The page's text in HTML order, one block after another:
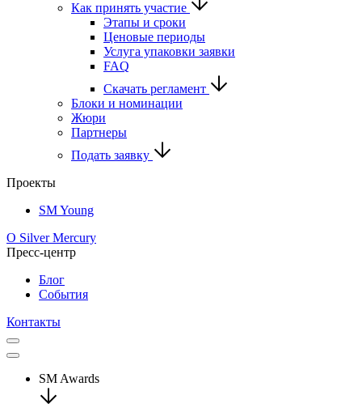
Как принять участие
Этапы и сроки
Ценовые периоды
Услуга упаковки заявки
FAQ
Скачать регламент
Блоки и номинации
Жюри
Партнеры
Подать заявку
Проекты
SM Young
О Silver Mercury
Пресс-центр
Блог
События
Контакты
SM Awards